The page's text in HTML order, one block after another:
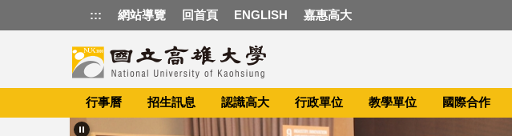
到
區
行事曆 招生訊息 認識高大 行政單位 教學單位 國際合作
::: 網站導覽 回首頁 ENGLISH 嘉惠高大